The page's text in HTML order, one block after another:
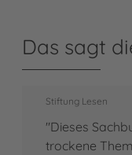
Das sagt
Stiftung Lesen
"Dieses
trockene